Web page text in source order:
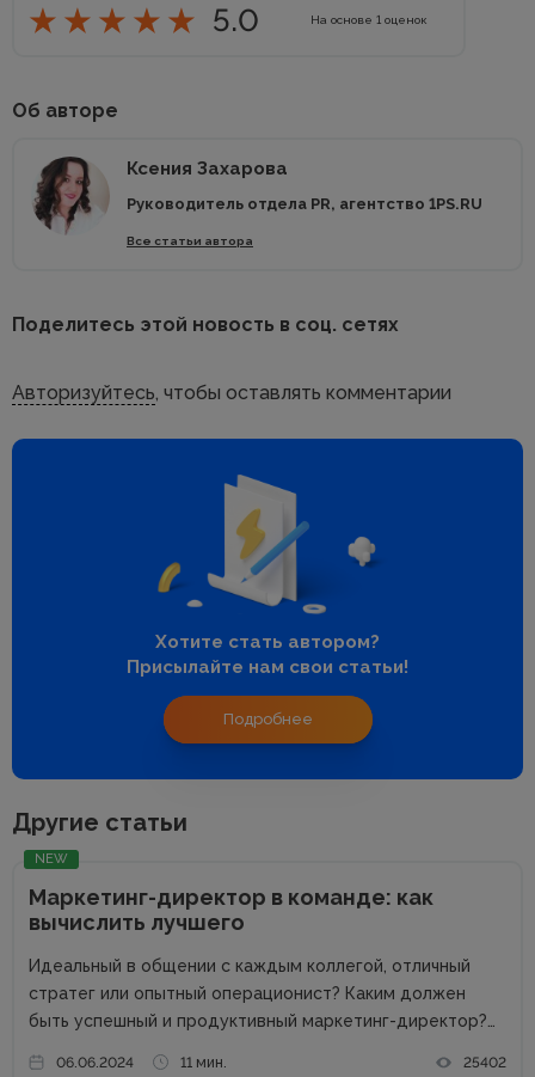
5.0 На основе 1 оценок
Об авторе
Ксения Захарова
Руководитель отдела PR, агентство 1PS.RU
Все статьи автора
Поделитесь этой новость в соц. сетях
Авторизуйтесь, чтобы оставлять комментарии
Хотите стать автором?
Присылайте нам свои статьи!
Подробнее
Другие статьи
NEW
Маркетинг-директор в команде: как
вычислить лучшего
Идеальный в общении с каждым коллегой, отличный
стратег или опытный операционист? Каким должен
быть успешный и продуктивный маркетинг-директор?
06.06.2024 11 мин. 25402